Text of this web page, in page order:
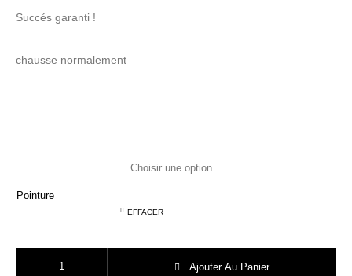
Succés garanti !
chausse normalement
Pointure
EFFACER
Ajouter Au Panier